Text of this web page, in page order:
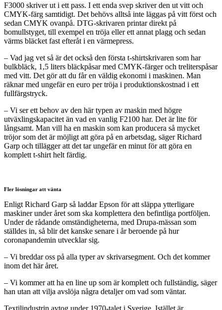
F3000 skriver ut i ett pass. I ett enda svep skriver den ut vitt och
CMYK-färg samtidigt. Det behövs alltså inte läggas på vitt först och
sedan CMYK ovanpå. DTG-skrivaren printar direkt på
bomullstyget, till exempel en tröja eller ett annat plagg och sedan
värms bläcket fast efteråt i en värmepress.
– Vad jag vet så är det också den första t-shirtskrivaren som har
bulkbläck, 1,5 liters bläckpåsar med CMYK-färger och treliterspåsar
med vitt. Det gör att du får en väldig ekonomi i maskinen. Man
räknar med ungefär en euro per tröja i produktionskostnad i ett
fullfärgstryck.
– Vi ser ett behov av den här typen av maskin med högre
utväxlingskapacitet än vad en vanlig F2100 har. Det är lite för
långsamt. Man vill ha en maskin som kan producera så mycket
tröjor som det är möjligt att göra på en arbetsdag, säger Richard
Garp och tillägger att det tar ungefär en minut för att göra en
komplett t-shirt helt färdig.
Fler lösningar att vänta
Enligt Richard Garp så laddar Epson för att släppa ytterligare
maskiner under året som ska komplettera den befintliga portföljen.
Under de rådande omständigheterna, med Drupa-mässan som
ställdes in, så blir det kanske senare i år beroende på hur
coronapandemin utvecklar sig.
– Vi breddar oss på alla typer av skrivarsegment. Och det kommer
inom det här året.
– Vi kommer att ha en line up som är komplett och fullständig, säger
han utan att vilja avslöja några detaljer om vad som väntar.
Textilindustrin avtog under 1970-talet i Sverige. Istället är